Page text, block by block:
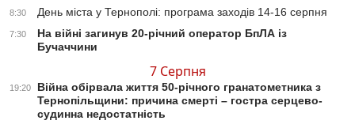
8:30 День міста у Тернополі: програма заходів 14-16 серпня
7:30
На війні загинув 20-річний оператор БпЛА із
Бучаччини
7 Серпня
19:20
Війна обірвала життя 50-річного гранатометника з
Тернопільщини: причина смерті – гостра серцево-
судинна недостатність